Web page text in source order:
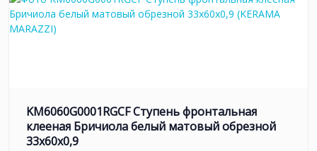
KM6060G0001RGCF Ступень фронтальная
клееная Бричиола белый матовый обрезной
33x60x0,9